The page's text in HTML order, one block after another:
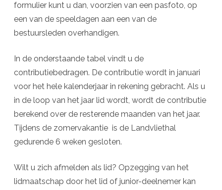
formulier kunt u dan, voorzien van een pasfoto, op
een van de speeldagen aan een van de
bestuursleden overhandigen.
In de onderstaande tabel vindt u de
contributiebedragen. De contributie wordt in januari
voor het hele kalenderjaar in rekening gebracht. Als u
in de loop van het jaar lid wordt, wordt de contributie
berekend over de resterende maanden van het jaar.
Tijdens de zomervakantie is de Landvliethal
gedurende 6 weken gesloten.
Wilt u zich afmelden als lid? Opzegging van het
lidmaatschap door het lid of junior-deelnemer kan